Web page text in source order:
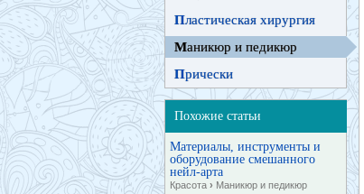
Пластическая хирургия
Маникюр и педикюр
Прически
Похожие статьи
Материалы, инструменты и
оборудование смешанного
нейл-арта
Красота › Маникюр и педикюр